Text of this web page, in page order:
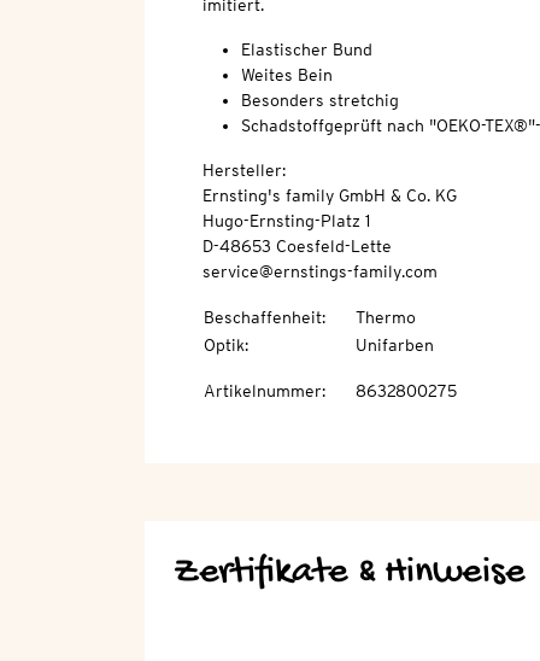
imitiert.
Elastischer Bund
Weites Bein
Besonders stretchig
Schadstoffgeprüft nach "OEKO-
Hersteller:
Ernsting's family GmbH & Co. KG
Hugo-Ernsting-Platz 1
D-48653 Coesfeld-Lette
service@ernstings-family.com
Beschaffenheit:
Thermo
Optik: Unifarben
Artikelnummer: 8632800275
Zertifikate & Hinweise